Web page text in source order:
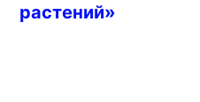
растений»